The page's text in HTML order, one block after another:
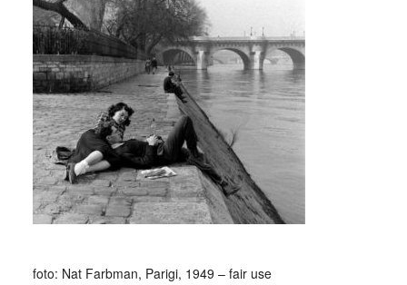
foto: Nat Farbman, Parigi, 1949 – fair use